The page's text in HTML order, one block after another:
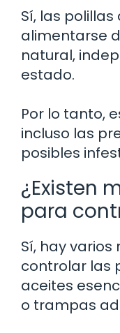
Sí, las
alimentarse
natural,
estado.
Por lo tanto,
incluso las
posibles
¿Existen
para
Sí, hay
controlar las
aceites
o trampas